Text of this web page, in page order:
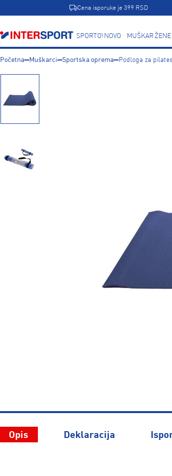
Cena isporuke je 399 RSD
SPORTOVINOVO MUŠKARCIŽENE
Početna Muškarci Sportska oprema Podloga za pilates
Opis Deklaracija